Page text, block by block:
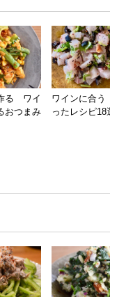
る ワイ
おつまみ
ワインに合う
ったレシピ18